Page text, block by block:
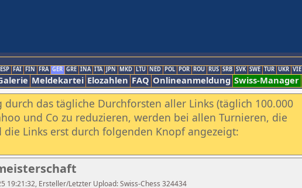
ESP FAI FIN FRA GER GRE INA ITA JPN MKD LTU NED POL POR ROU RUS SRB SVK SWE TUR UKR VIE
Meldekartei Elozahlen FAQ Onlineanmeldung Swiss-Manager
das tägliche Durchforsten aller Links (täglich 100.000
und Co zu reduzieren, werden bei allen Turnieren, die
Links erst durch folgenden Knopf angezeigt:
19:21:32, Ersteller/Letzter Upload: Swiss-Chess 324434